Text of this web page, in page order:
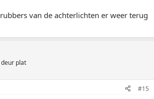
van de achterlichten er weer terug
plat
#15